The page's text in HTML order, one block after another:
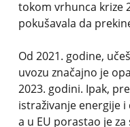
tokom vrhunca krize
pokušavala da
Od 2021. godine,
uvozu značajno je
2023. godini. Ipak,
istraživanje energije i
a u EU porastao je